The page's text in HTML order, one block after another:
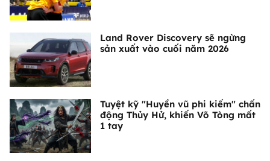
Land Rover Discovery sẽ ngừng
sản xuất vào cuối năm 2026
Tuyệt kỹ "Huyền vũ phi kiếm" chấn
động Thủy Hử, khiến Võ Tòng mất
1 tay